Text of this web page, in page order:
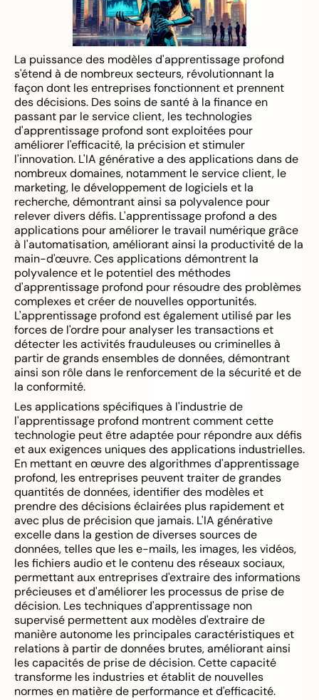
La puissance des modèles d'apprentissage profond
s'étend à de nombreux secteurs, révolutionnant la
façon dont les entreprises fonctionnent et prennent
des décisions. Des soins de santé à la finance en
passant par le service client, les technologies
d'apprentissage profond sont exploitées pour
améliorer l'efficacité, la précision et stimuler
l'innovation. L'IA générative a des applications dans de
nombreux domaines, notamment le service client, le
marketing, le développement de logiciels et la
recherche, démontrant ainsi sa polyvalence pour
relever divers défis. L'apprentissage profond a des
applications pour améliorer le travail numérique grâce
à l'automatisation, améliorant ainsi la productivité de la
main-d'œuvre. Ces applications démontrent la
polyvalence et le potentiel des méthodes
d'apprentissage profond pour résoudre des problèmes
complexes et créer de nouvelles opportunités.
L'apprentissage profond est également utilisé par les
forces de l'ordre pour analyser les transactions et
détecter les activités frauduleuses ou criminelles à
partir de grands ensembles de données, démontrant
ainsi son rôle dans le renforcement de la sécurité et de
la conformité.
Les applications spécifiques à l'industrie de
l'apprentissage profond montrent comment cette
technologie peut être adaptée pour répondre aux défis
et aux exigences uniques des applications industrielles.
En mettant en œuvre des algorithmes d'apprentissage
profond, les entreprises peuvent traiter de grandes
quantités de données, identifier des modèles et
prendre des décisions éclairées plus rapidement et
avec plus de précision que jamais. L'IA générative
excelle dans la gestion de diverses sources de
données, telles que les e-mails, les images, les vidéos,
les fichiers audio et le contenu des réseaux sociaux,
permettant aux entreprises d'extraire des informations
précieuses et d'améliorer les processus de prise de
décision. Les techniques d'apprentissage non
supervisé permettent aux modèles d'extraire de
manière autonome les principales caractéristiques et
relations à partir de données brutes, améliorant ainsi
les capacités de prise de décision. Cette capacité
transforme les industries et établit de nouvelles
normes en matière de performance et d'efficacité.